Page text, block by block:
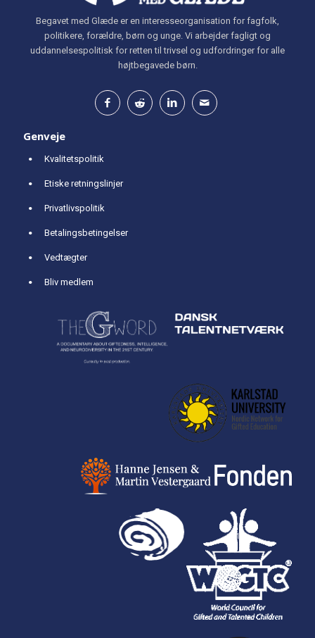
Begavet med Glæde er en interesseorganisation for fagfolk,
politikere, forældre, børn og unge. Vi arbejder fagligt og
uddannelsespolitisk for retten til trivsel og udfordringer for alle
højtbegavede børn.
Genveje
Kvalitetspolitik
Etiske retningslinjer
Privatlivspolitik
Betalingsbetingelser
Vedtægter
Bliv medlem